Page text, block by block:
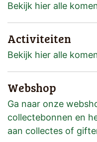
Bekijk hier alle
Activiteiten
Bekijk hier alle
Webshop
Ga naar onze
collectebonnen en
aan collectes of